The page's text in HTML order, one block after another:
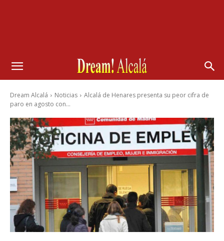
Dream Alcalá Noticias
Alcalá de Henares presenta su peor cifra de
paro en agosto con...